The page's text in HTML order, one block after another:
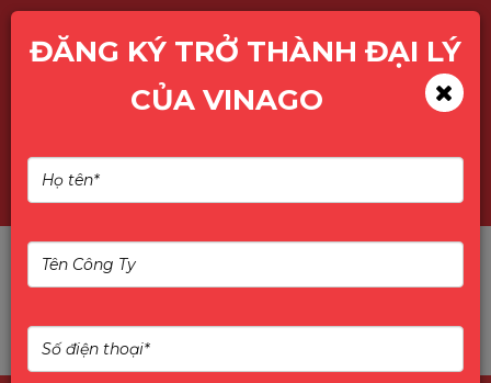
TÌM KIẾM SẢN PHẨM
ĐĂNG KÝ TRỞ THÀNH ĐẠI LÝ
CỦA VINAGO